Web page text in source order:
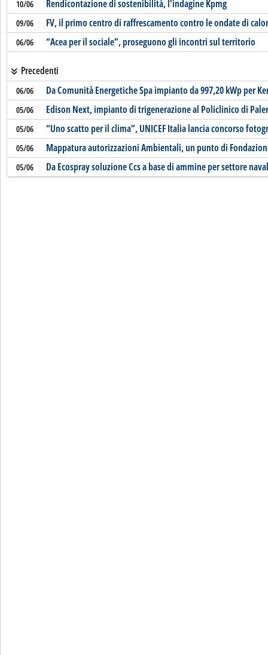
10/06 Rendicontazione di sostenibilità, l'indagine Kpmg
09/06 FV, il primo centro di raffrescamento contro le ondate di
06/06 “Acea per il sociale”, proseguono gli incontri sul territorio
Precedenti
06/06 Da Comunità Energetiche Spa impianto da 997,20 kWp per
05/06 Edison Next, impianto di trigenerazione al Policlinico di
05/06 “Uno scatto per il clima”, UNICEF Italia lancia concorso
05/06 Mappatura autorizzazioni Ambientali, un punto di
05/06 Da Ecospray soluzione Ccs a base di ammine per settore